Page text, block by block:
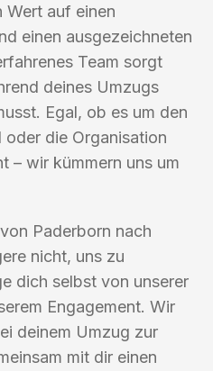
Wert auf einen
einen ausgezeichneten
Team sorgt
deines Umzugs
Egal, ob es um den
die Organisation
– wir kümmern uns um
Paderborn nach
nicht, uns zu
dich selbst von unserer
Engagement. Wir
deinem Umzug zur
mit dir einen